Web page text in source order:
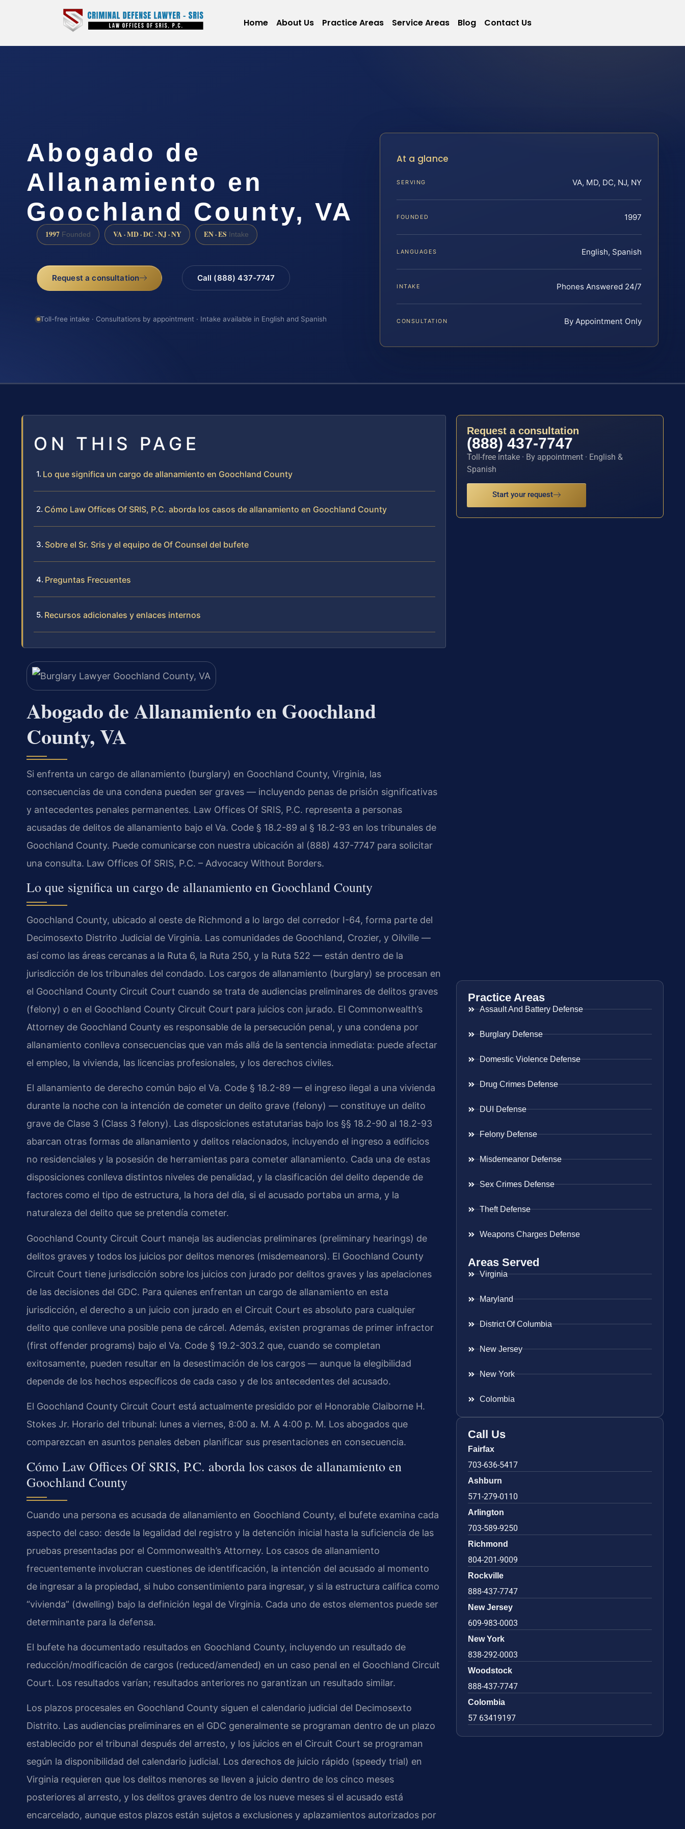
Home About Us Practice Areas Service Areas Blog Contact Us
Abogado de
Allanamiento en
Goochland County, VA
1997 Founded VA · MD · DC · NJ · NY EN · ES Intake
Request a consultation Call (888) 437-7747
Toll-free intake · Consultations by appointment · Intake available in English and Spanish
At a glance
SERVING VA, MD, DC, NJ, NY
FOUNDED 1997
LANGUAGES English, Spanish
INTAKE Phones Answered 24/7
CONSULTATION By Appointment Only
ON THIS PAGE
Lo que significa un cargo de allanamiento en Goochland County
Cómo Law Offices Of SRIS, P.C. aborda los casos de allanamiento en Goochland County
Sobre el Sr. Sris y el equipo de Of Counsel del bufete
Preguntas Frecuentes
Recursos adicionales y enlaces internos
Abogado de Allanamiento en Goochland
County, VA
Si enfrenta un cargo de allanamiento (burglary) en Goochland County, Virginia, las
consecuencias de una condena pueden ser graves — incluyendo penas de prisión significativas
y antecedentes penales permanentes. Law Offices Of SRIS, P.C. representa a personas
acusadas de delitos de allanamiento bajo el Va. Code § 18.2-89 al § 18.2-93 en los tribunales de
Goochland County. Puede comunicarse con nuestra ubicación al (888) 437-7747 para solicitar
una consulta. Law Offices Of SRIS, P.C. – Advocacy Without Borders.
Lo que significa un cargo de allanamiento en Goochland County
Goochland County, ubicado al oeste de Richmond a lo largo del corredor I-64, forma parte del
Decimosexto Distrito Judicial de Virginia. Las comunidades de Goochland, Crozier, y Oilville —
así como las áreas cercanas a la Ruta 6, la Ruta 250, y la Ruta 522 — están dentro de la
jurisdicción de los tribunales del condado. Los cargos de allanamiento (burglary) se procesan en
el Goochland County Circuit Court cuando se trata de audiencias preliminares de delitos graves
(felony) o en el Goochland County Circuit Court para juicios con jurado. El Commonwealth’s
Attorney de Goochland County es responsable de la persecución penal, y una condena por
allanamiento conlleva consecuencias que van más allá de la sentencia inmediata: puede afectar
el empleo, la vivienda, las licencias profesionales, y los derechos civiles.
El allanamiento de derecho común bajo el Va. Code § 18.2-89 — el ingreso ilegal a una vivienda
durante la noche con la intención de cometer un delito grave (felony) — constituye un delito
grave de Clase 3 (Class 3 felony). Las disposiciones estatutarias bajo los §§ 18.2-90 al 18.2-93
abarcan otras formas de allanamiento y delitos relacionados, incluyendo el ingreso a edificios
no residenciales y la posesión de herramientas para cometer allanamiento. Cada una de estas
disposiciones conlleva distintos niveles de penalidad, y la clasificación del delito depende de
factores como el tipo de estructura, la hora del día, si el acusado portaba un arma, y la
naturaleza del delito que se pretendía cometer.
Goochland County Circuit Court maneja las audiencias preliminares (preliminary hearings) de
delitos graves y todos los juicios por delitos menores (misdemeanors). El Goochland County
Circuit Court tiene jurisdicción sobre los juicios con jurado por delitos graves y las apelaciones
de las decisiones del GDC. Para quienes enfrentan un cargo de allanamiento en esta
jurisdicción, el derecho a un juicio con jurado en el Circuit Court es absoluto para cualquier
delito que conlleve una posible pena de cárcel. Además, existen programas de primer infractor
(first offender programs) bajo el Va. Code § 19.2-303.2 que, cuando se completan
exitosamente, pueden resultar en la desestimación de los cargos — aunque la elegibilidad
depende de los hechos específicos de cada caso y de los antecedentes del acusado.
El Goochland County Circuit Court está actualmente presidido por el Honorable Claiborne H.
Stokes Jr. Horario del tribunal: lunes a viernes, 8:00 a. M. A 4:00 p. M. Los abogados que
comparezcan en asuntos penales deben planificar sus presentaciones en consecuencia.
Cómo Law Offices Of SRIS, P.C. aborda los casos de allanamiento en
Goochland County
Cuando una persona es acusada de allanamiento en Goochland County, el bufete examina cada
aspecto del caso: desde la legalidad del registro y la detención inicial hasta la suficiencia de las
pruebas presentadas por el Commonwealth’s Attorney. Los casos de allanamiento
frecuentemente involucran cuestiones de identificación, la intención del acusado al momento
de ingresar a la propiedad, si hubo consentimiento para ingresar, y si la estructura califica como
“vivienda” (dwelling) bajo la definición legal de Virginia. Cada uno de estos elementos puede ser
determinante para la defensa.
El bufete ha documentado resultados en Goochland County, incluyendo un resultado de
reducción/modificación de cargos (reduced/amended) en un caso penal en el Goochland Circuit
Court. Los resultados varían; resultados anteriores no garantizan un resultado similar.
Los plazos procesales en Goochland County siguen el calendario judicial del Decimosexto
Distrito. Las audiencias preliminares en el GDC generalmente se programan dentro de un plazo
establecido por el tribunal después del arresto, y los juicios en el Circuit Court se programan
según la disponibilidad del calendario judicial. Los derechos de juicio rápido (speedy trial) en
Virginia requieren que los delitos menores se lleven a juicio dentro de los cinco meses
posteriores al arresto, y los delitos graves dentro de los nueve meses si el acusado está
encarcelado, aunque estos plazos están sujetos a exclusiones y aplazamientos autorizados por
Request a consultation
(888) 437-7747
Toll-free intake · By appointment · English &
Spanish
Start your request
Practice Areas
Assault And Battery Defense
Burglary Defense
Domestic Violence Defense
Drug Crimes Defense
DUI Defense
Felony Defense
Misdemeanor Defense
Sex Crimes Defense
Theft Defense
Weapons Charges Defense
Areas Served
Virginia
Maryland
District Of Columbia
New Jersey
New York
Colombia
Call Us
Fairfax
703-636-5417
Ashburn
571-279-0110
Arlington
703-589-9250
Richmond
804-201-9009
Rockville
888-437-7747
New Jersey
609-983-0003
New York
838-292-0003
Woodstock
888-437-7747
Colombia
57 63419197